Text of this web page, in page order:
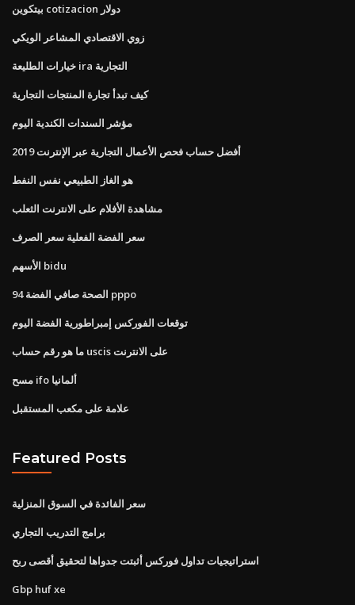
بيتكوين cotizacion دولار
زوي الاقتصادي المشاعر الويكي
خيارات الطليعة ira التجارية
كيف تبدأ تجارة المنتجات التجارية
مؤشر السندات الكندية اليوم
أفضل حساب فحص الأعمال التجارية عبر الإنترنت 2019
هو الغاز الطبيعي نفس النفط
مشاهدة الأفلام على الانترنت الثعلب
سعر الفضة الفعلية سعر الصرف
الأسهم bidu
الصحة صافي الفضة 94 pppo
توقعات الفوركس إمبراطورية الفضة اليوم
ما هو رقم حساب uscis على الانترنت
مسح ifo ألمانيا
علامة على مكعب المستقبل
Featured Posts
سعر الفائدة في السوق المنزلية
برامج التدريب التجاري
استراتيجيات تداول فوركس أثبتت جدواها لتحقيق أقصى ربح
Gbp huf xe